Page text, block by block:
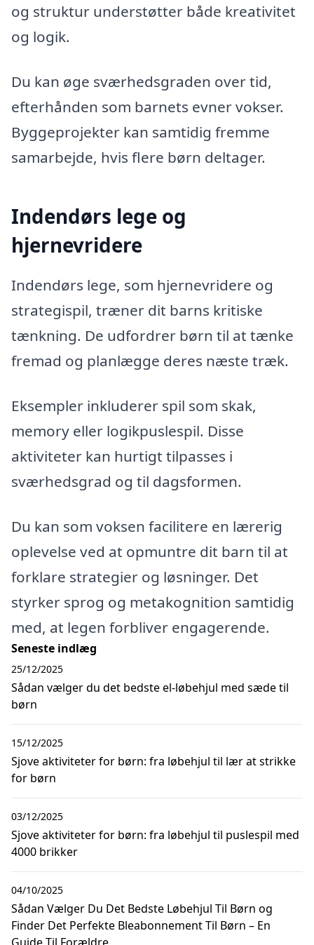
og struktur understøtter både kreativitet
og logik.
Du kan øge sværhedsgraden over tid,
efterhånden som barnets evner vokser.
Byggeprojekter kan samtidig fremme
samarbejde, hvis flere børn deltager.
Indendørs lege og
hjernevridere
Indendørs lege, som hjernevridere og
strategispil, træner dit barns kritiske
tænkning. De udfordrer børn til at tænke
fremad og planlægge deres næste træk.
Eksempler inkluderer spil som skak,
memory eller logikpuslespil. Disse
aktiviteter kan hurtigt tilpasses i
sværhedsgrad og til dagsformen.
Du kan som voksen facilitere en lærerig
oplevelse ved at opmuntre dit barn til at
forklare strategier og løsninger. Det
styrker sprog og metakognition samtidig
med, at legen forbliver engagerende.
Seneste indlæg
Sådan vælger du det bedste el-løbehjul med sæde til
børn
25/12/2025
Sjove aktiviteter for børn: fra løbehjul til lær at strikke
for børn
15/12/2025
Sjove aktiviteter for børn: fra løbehjul til puslespil med
4000 brikker
03/12/2025
Sådan Vælger Du Det Bedste Løbehjul Til Børn og
Finder Det Perfekte Bleabonnement Til Børn – En
04/10/2025